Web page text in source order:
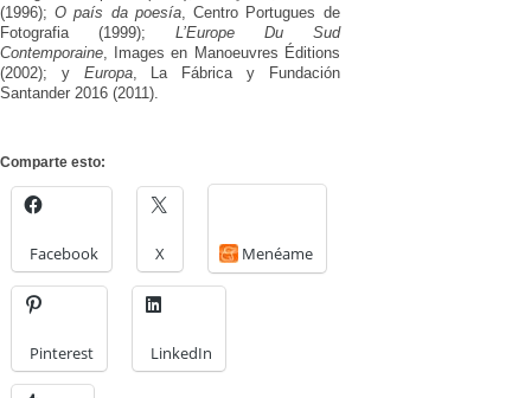
(1996);O país da poesía, Centro Portugues de
Fotografia (1999); L’Europe Du Sud
Contemporaine, Images en Manoeuvres Éditions
(2002); y Europa, La Fábrica y Fundación
Santander 2016 (2011).
Comparte esto:
Facebook X Menéame
Pinterest LinkedIn